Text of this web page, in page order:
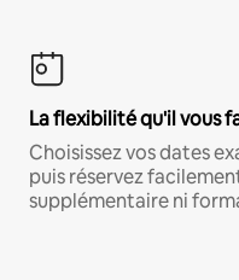
La flexibilité qu'il vous
Choisissez vos dates
puis réservez
supplémentaire ni